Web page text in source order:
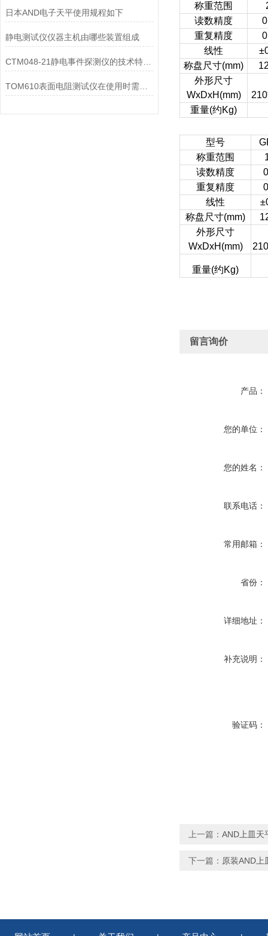
日本AND电子天平使用规程如下
静电测试仪仪器主机由哪些装置组成
CTM048-21静电事件探测仪的技术特点解读
TOM610表面电阻测试仪在使用时需要注意的方面有以下几点
称重范围
读数精度
重复精度
线性
称盘尺寸(mm)
外形尺寸
WxDxH(mm)
重量(约Kg)
型号
称重范围
读数精度
重复精度
线性
称盘尺寸(mm)
外形尺寸
WxDxH(mm)
重量(约Kg)
留言询价
产品：
您的单位：
您的姓名：
联系电话：
常用邮箱：
省份：
详细地址：
补充说明：
验证码：
上一篇： AND上皿天
下一篇： 原装AND